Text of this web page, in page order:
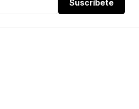
Suscríbete